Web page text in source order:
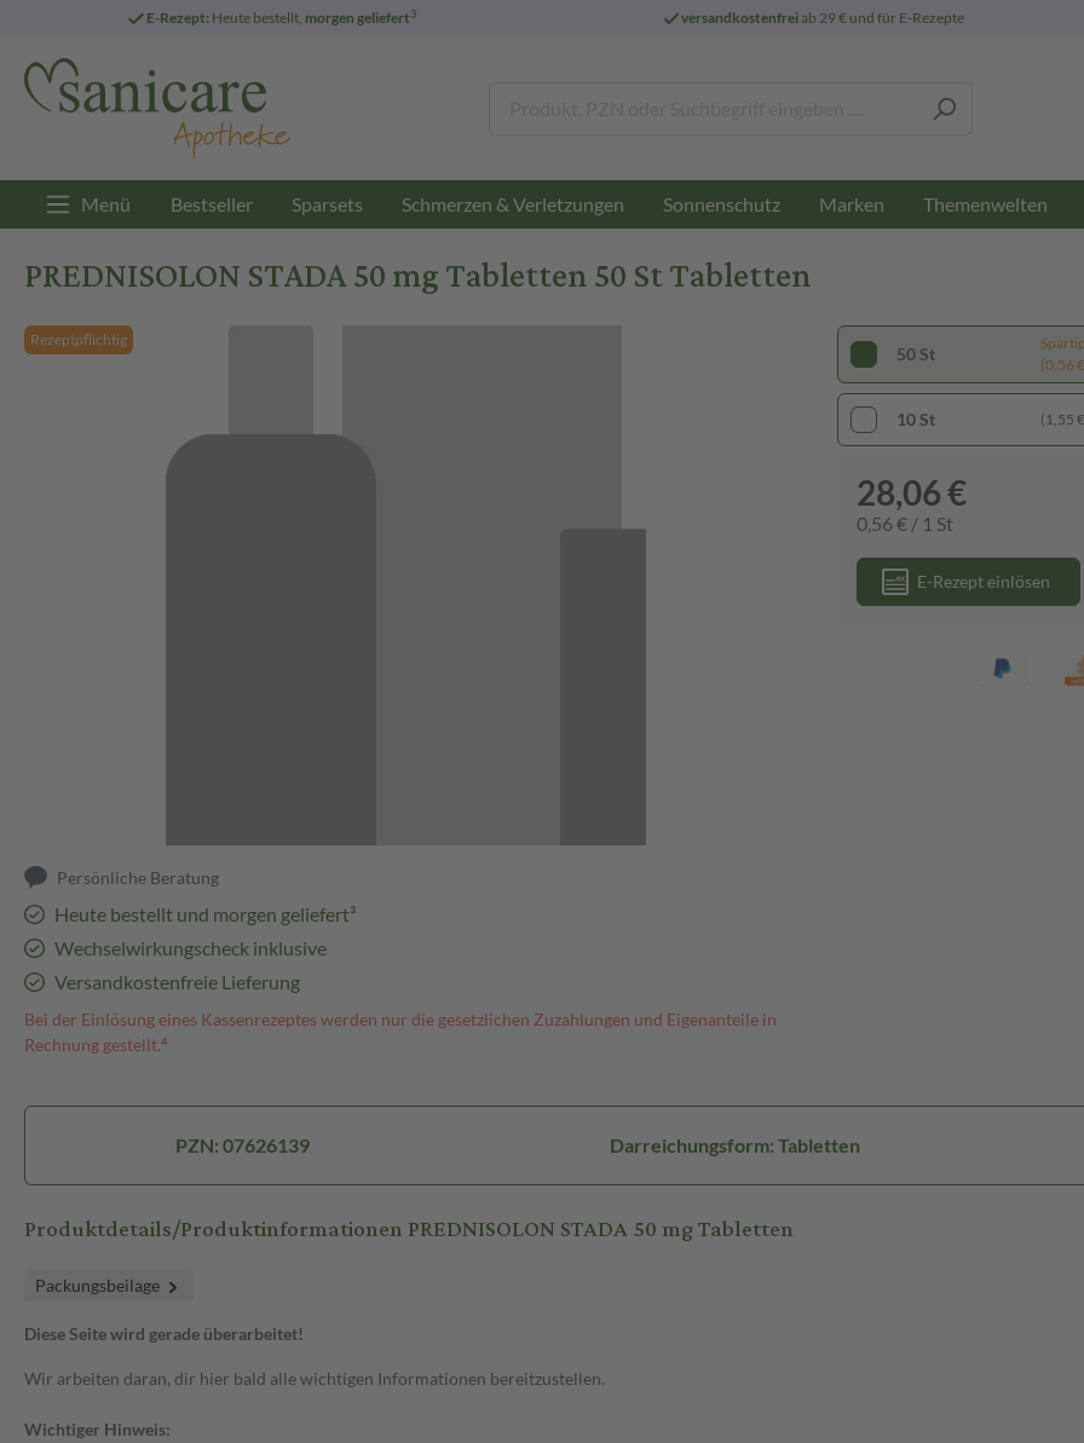
E-Rezept: Heute bestellt, morgen geliefert3 versandkostenfreiab 29 € und für E-Rezepte
Menü Bestseller Sparsets Schmerzen & Verletzungen Sonnenschutz Marken Themenwelten
PREDNISOLON STADA 50 mg Tabletten 50 St Tabletten
Rezeptpflichtig
Persönliche Beratung
Heute bestellt und morgen geliefert³
Wechselwirkungscheck inklusive
Versandkostenfreie Lieferung
Bei der Einlösung eines Kassenrezeptes werden nur die gesetzlichen Zuzahlungen und Eigenanteile in
Rechnung gestellt.⁴
50 St
(0,56
10 St (1,55
28,06 €
0,56 € / 1 St
E-Rezept einlösen
PZN: 07626139 Darreichungsform: Tabletten
Produktdetails/Produktinformationen PREDNISOLON STADA 50 mg Tabletten
Packungsbeilage
Diese Seite wird gerade überarbeitet!
Wir arbeiten daran, dir hier bald alle wichtigen Informationen bereitzustellen.
Wichtiger Hinweis: